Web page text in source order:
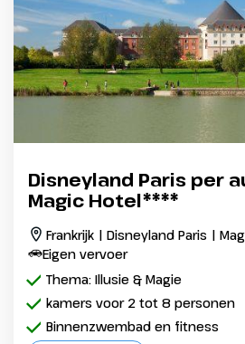
Disneyland Paris per
Magic Hotel****
Frankrijk | Disneyland Paris |
Eigen vervoer
Thema: Illusie & Magie
kamers voor 2 tot 8 personen
Binnenzwembad en fitness